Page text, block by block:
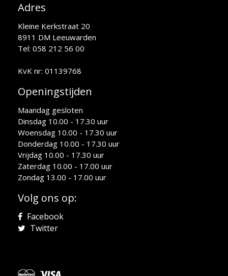
Adres
Kleine Kerkstraat 20
8911 DM Leeuwarden
Tel: 058 212 56 00
KvK nr: 01139768
Openingstijden
Maandag gesloten
Dinsdag 10.00 - 17.30 uur
Woensdag 10.00 - 17.30 uur
Donderdag 10.00 - 17.30 uur
Vrijdag 10.00 - 17.30 uur
Zaterdag 10.00 - 17.00 uur
Zondag 13.00 - 17.00 uur
Volg ons op:
Facebook
Twitter